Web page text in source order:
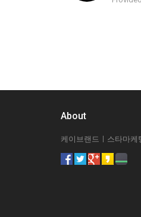
About
케이브랜드ㅣ스타마케